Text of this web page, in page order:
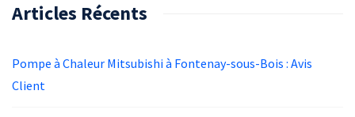
Articles Récents
Pompe à Chaleur Mitsubishi à Fontenay-sous-Bois : Avis
Client